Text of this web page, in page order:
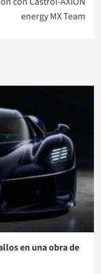
energy MX Team
en una obra de